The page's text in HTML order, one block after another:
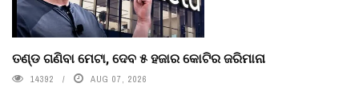
ତଣ୍ଡ ଗଣିବା ମେଟା, ଦେବ ୫ ହଜାର କୋଟିର ଜରିମାନା
14392 AUG 07, 2026